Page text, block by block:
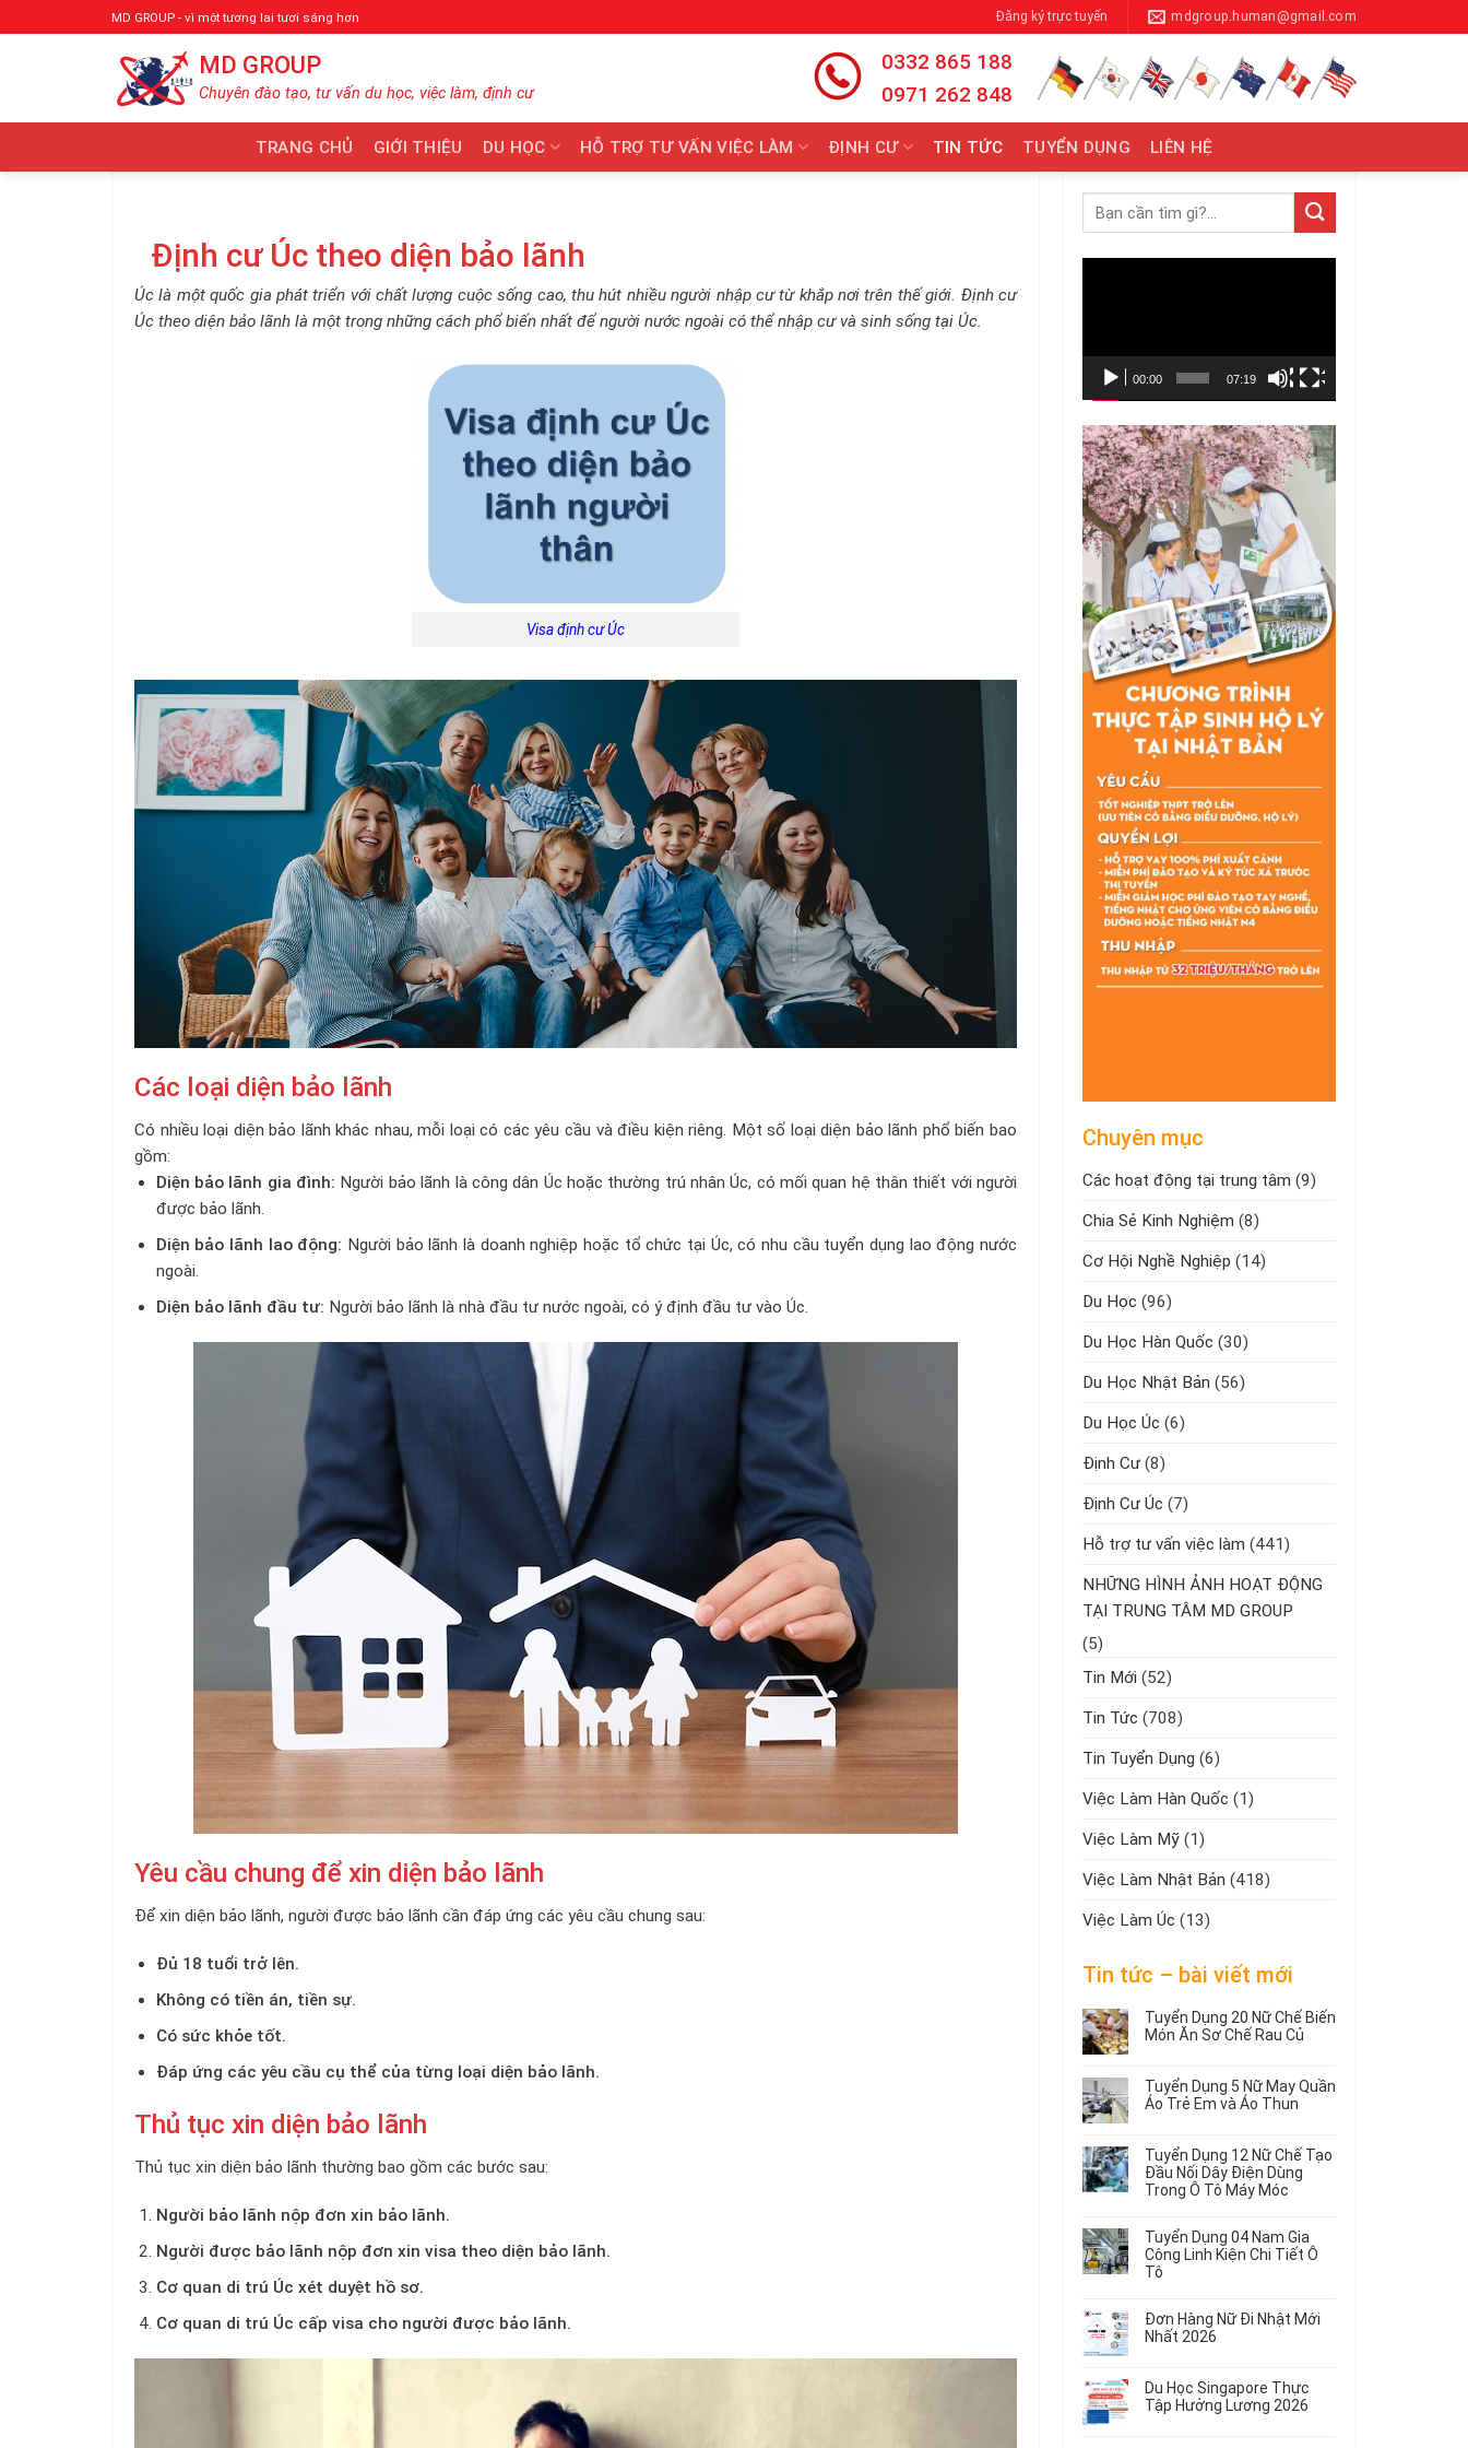
qua
MD GROUP - vì một tương lai tươi sáng hơn Đăng ký trực tuyến mdgroup.human@gmail.com
MD GROUP
Chuyên đào tạo, tư vấn du học, việc làm, định cư
0332 865 188
0971 262 848
TRANG CHỦ GIỚI THIỆU DU HỌC HỖ TRỢ TƯ VẤN VIỆC LÀM ĐỊNH CƯ TIN TỨC TUYỂN DỤNG LIÊN HỆ
Định cư Úc theo diện bảo lãnh
Úc là một quốc gia phát triển với chất lượng cuộc sống cao, thu hút nhiều người nhập cư từ khắp nơi trên thế giới. Định cư
Úc theo diện bảo lãnh là một trong những cách phổ biến nhất để người nước ngoài có thể nhập cư và sinh sống tại Úc.
Visa định cư Úc
Các loại diện bảo lãnh
Có nhiều loại diện bảo lãnh khác nhau, mỗi loại có các yêu cầu và điều kiện riêng. Một số loại diện bảo lãnh phổ biến bao
gồm:
Diện bảo lãnh gia đình: Người bảo lãnh là công dân Úc hoặc thường trú nhân Úc, có mối quan hệ thân thiết với người
được bảo lãnh.
Diện bảo lãnh lao động: Người bảo lãnh là doanh nghiệp hoặc tổ chức tại Úc, có nhu cầu tuyển dụng lao động nước
ngoài.
Diện bảo lãnh đầu tư: Người bảo lãnh là nhà đầu tư nước ngoài, có ý định đầu tư vào Úc.
Yêu cầu chung để xin diện bảo lãnh
Để xin diện bảo lãnh, người được bảo lãnh cần đáp ứng các yêu cầu chung sau:
Đủ 18 tuổi trở lên.
Không có tiền án, tiền sự.
Có sức khỏe tốt.
Đáp ứng các yêu cầu cụ thể của từng loại diện bảo lãnh.
Thủ tục xin diện bảo lãnh
Thủ tục xin diện bảo lãnh thường bao gồm các bước sau:
Người bảo lãnh nộp đơn xin bảo lãnh.
Người được bảo lãnh nộp đơn xin visa theo diện bảo lãnh.
Cơ quan di trú Úc xét duyệt hồ sơ.
Cơ quan di trú Úc cấp visa cho người được bảo lãnh.
00:00 07:19
Chuyên mục
Các hoạt động tại trung tâm (9)
Chia Sẻ Kinh Nghiệm (8)
Cơ Hội Nghề Nghiệp (14)
Du Học (96)
Du Học Hàn Quốc (30)
Du Học Nhật Bản (56)
Du Học Úc (6)
Định Cư (8)
Định Cư Úc (7)
Hỗ trợ tư vấn việc làm (441)
NHỮNG HÌNH ẢNH HOẠT ĐỘNG
TẠI TRUNG TÂM MD GROUP
(5)
Tin Mới (52)
Tin Tức (708)
Tin Tuyển Dụng (6)
Việc Làm Hàn Quốc (1)
Việc Làm Mỹ (1)
Việc Làm Nhật Bản (418)
Việc Làm Úc (13)
Tin tức – bài viết mới
Tuyển Dụng 20 Nữ Chế Biến
Món Ăn Sơ Chế Rau Củ
có
bình
luận
Tuyển
Dụng
20
Nữ
Biến
Món
Ăn
Rau
Củ
Tuyển Dụng 5 Nữ May Quần
Áo Trẻ Em và Áo Thun
có
bình
luận
ở
Dụng
5
Nữ
May
Áo
Trẻ
Áo
Thun
Tuyển Dụng 12 Nữ Chế Tạo
Đầu Nối Dây Điện Dùng
Trong Ô Tô Máy Móc
có
bình
luận
ở
Dụng
12
Tạo
Đầu
Tuyển Dụng 04 Nam Gia
Công Linh Kiện Chi Tiết Ô
Tô
có
bình
luận
Tuyển
Dụng
04
Đơn Hàng Nữ Đi Nhật Mới
Nhất 2026
có
bình
luận
Du Học Singapore Thực
Tập Hưởng Lương 2026